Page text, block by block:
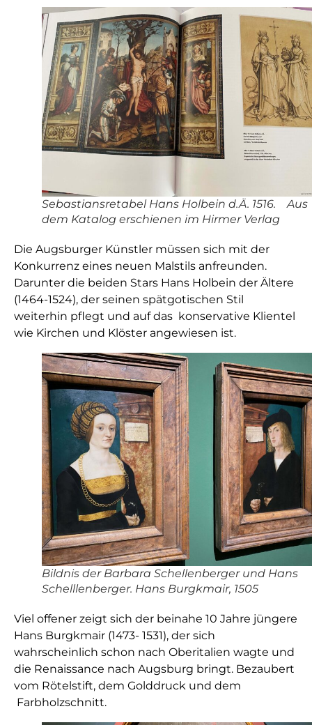
Sebastiansretabel Hans Holbein d.Ä. 1516. Aus
dem Katalog erschienen im Hirmer Verlag
Die Augsburger Künstler müssen sich mit der
Konkurrenz eines neuen Malstils anfreunden.
Darunter die beiden Stars Hans Holbein der Ältere
(1464-1524), der seinen spätgotischen Stil
weiterhin pflegt und auf das konservative Klientel
wie Kirchen und Klöster angewiesen ist.
Bildnis der Barbara Schellenberger und Hans
Schelllenberger. Hans Burgkmair, 1505
Viel offener zeigt sich der beinahe 10 Jahre jüngere
Hans Burgkmair (1473- 1531), der sich
wahrscheinlich schon nach Oberitalien wagte und
die Renaissance nach Augsburg bringt. Bezaubert
vom Rötelstift, dem Golddruck und dem
Farbholzschnitt.